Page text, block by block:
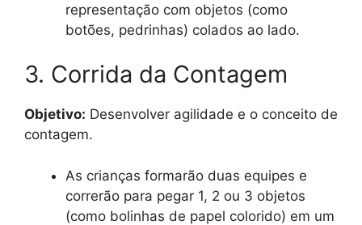
representação com objetos (como
botões, pedrinhas) colados ao lado.
3. Corrida da Contagem
Objetivo: Desenvolver agilidade e o conceito de
contagem.
As crianças formarão duas equipes e
correrão para pegar 1, 2 ou 3 objetos
(como bolinhas de papel colorido) em um